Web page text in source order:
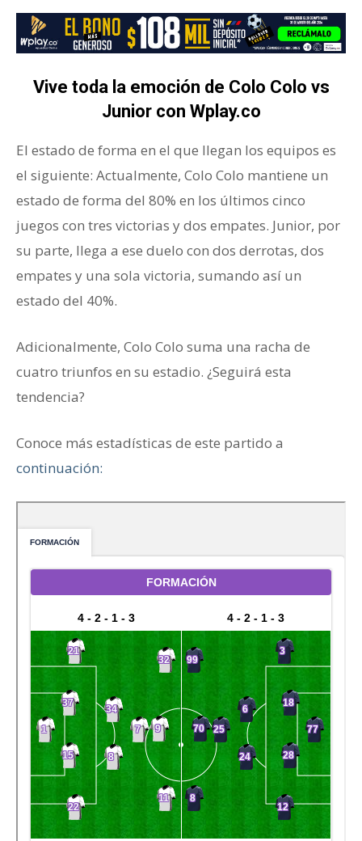
Vive toda la emoción de Colo Colo vs
Junior con Wplay.co
El estado de forma en el que llegan los equipos es
el siguiente: Actualmente, Colo Colo mantiene un
estado de forma del 80% en los últimos cinco
juegos con tres victorias y dos empates. Junior, por
su parte, llega a ese duelo con dos derrotas, dos
empates y una sola victoria, sumando así un
estado del 40%.
Adicionalmente, Colo Colo suma una racha de
cuatro triunfos en su estadio. ¿Seguirá esta
tendencia?
Conoce más estadísticas de este partido a
continuación: